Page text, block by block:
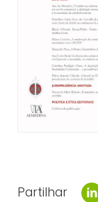
Partilhar